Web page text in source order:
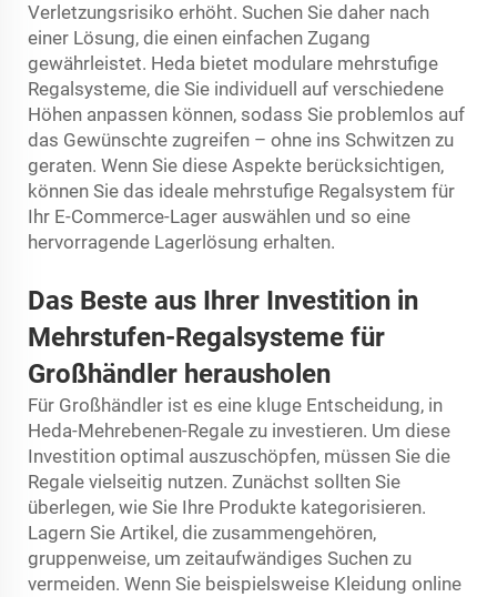
Verletzungsrisiko erhöht. Suchen Sie daher nach
einer Lösung, die einen einfachen Zugang
gewährleistet. Heda bietet modulare mehrstufige
Regalsysteme, die Sie individuell auf verschiedene
Höhen anpassen können, sodass Sie problemlos auf
das Gewünschte zugreifen – ohne ins Schwitzen zu
geraten. Wenn Sie diese Aspekte berücksichtigen,
können Sie das ideale mehrstufige Regalsystem für
Ihr E-Commerce-Lager auswählen und so eine
hervorragende Lagerlösung erhalten.
Das Beste aus Ihrer Investition in
Mehrstufen-Regalsysteme für
Großhändler herausholen
Für Großhändler ist es eine kluge Entscheidung, in
Heda-Mehrebenen-Regale zu investieren. Um diese
Investition optimal auszuschöpfen, müssen Sie die
Regale vielseitig nutzen. Zunächst sollten Sie
überlegen, wie Sie Ihre Produkte kategorisieren.
Lagern Sie Artikel, die zusammengehören,
gruppenweise, um zeitaufwändiges Suchen zu
vermeiden. Wenn Sie beispielsweise Kleidung online